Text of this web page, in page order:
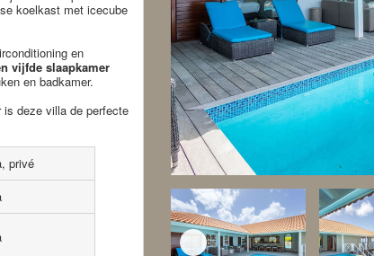
koelkast met icecube
en
vijfde slaapkamer
en badkamer.
is deze villa de perfecte
privé